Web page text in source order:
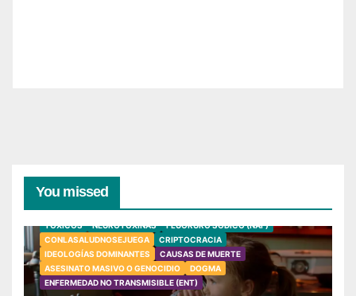
You missed
TÓXICOS NEUROTOXINAS
FLUORURO SÓDICO (NAF)
CONLASALUDNOSEJUEGA
CRIPTOCRACIA
IDEOLOGÍAS DOMINANTES
CAUSAS DE MUERTE
ASESINATO MASIVO O GENOCIDIO
DOGMA
ENFERMEDAD NO TRANSMISIBLE (ENT)